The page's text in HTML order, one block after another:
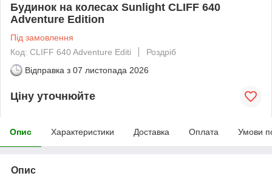
Будинок на колесах Sunlight CLIFF 640
Adventure Edition
Під замовлення
Код: CLIFF 640 Adventure Editi
Роздріб
Відправка з 07 листопада 2026
Ціну уточнюйте
Опис Характеристики Доставка Оплата Умови
Опис